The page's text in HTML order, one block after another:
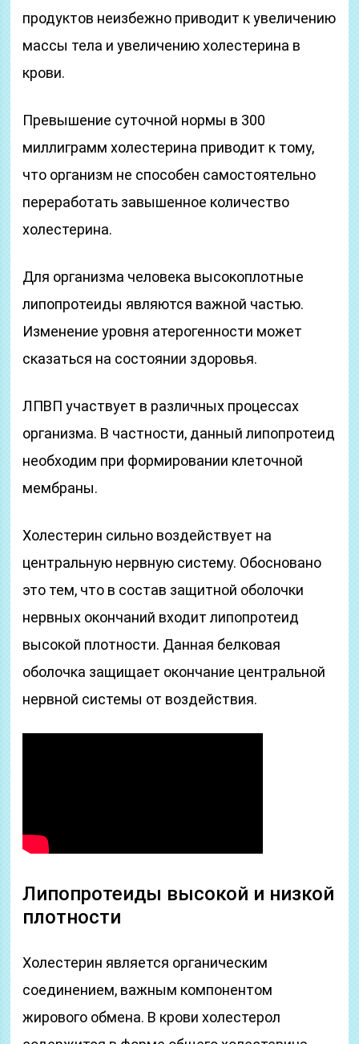
продуктов неизбежно приводит к увеличению
массы тела и увеличению холестерина в
крови.
Превышение суточной нормы в 300
миллиграмм холестерина приводит к тому,
что организм не способен самостоятельно
переработать завышенное количество
холестерина.
Для организма человека высокоплотные
липопротеиды являются важной частью.
Изменение уровня атерогенности может
сказаться на состоянии здоровья.
ЛПВП участвует в различных процессах
организма. В частности, данный липопротеид
необходим при формировании клеточной
мембраны.
Холестерин сильно воздействует на
центральную нервную систему. Обосновано
это тем, что в состав защитной оболочки
нервных окончаний входит липопротеид
высокой плотности. Данная белковая
оболочка защищает окончание центральной
нервной системы от воздействия.
Липопротеиды высокой и низкой
плотности
Холестерин является органическим
соединением, важным компонентом
жирового обмена. В крови холестерол